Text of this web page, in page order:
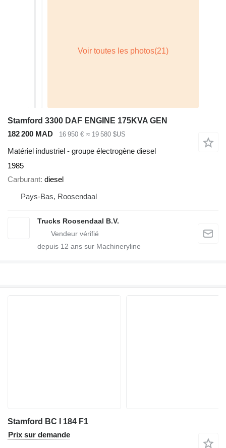
Stamford 3300 DAF ENGINE 175KVA GEN
182 200 MAD
16 950 € ≈ 19 580 $US
Matériel industriel - groupe électrogène diesel
1985
Carburant diesel
Pays-Bas, Roosendaal
Trucks Roosendaal B.V.
depuis 12 ans sur Machineryline
Stamford BC I 184 F1
Prix sur demande